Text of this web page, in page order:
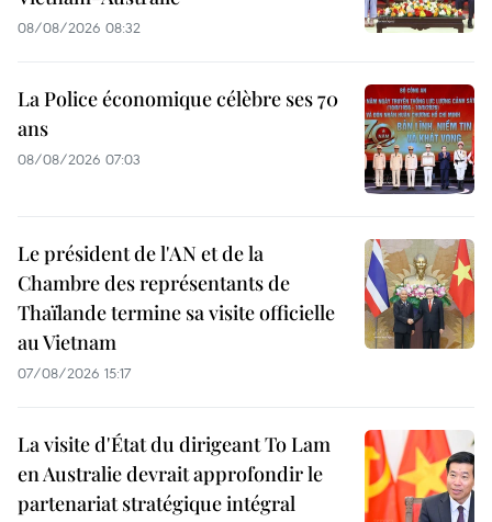
08/08/2026 08:32
La Police économique célèbre ses 70
ans
08/08/2026 07:03
Le président de l'AN et de la
Chambre des représentants de
Thaïlande termine sa visite officielle
au Vietnam
07/08/2026 15:17
La visite d'État du dirigeant To Lam
en Australie devrait approfondir le
partenariat stratégique intégral